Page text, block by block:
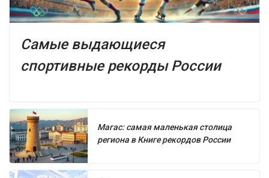
Самые выдающиеся
спортивные рекорды России
Магас: самая маленькая столица
региона в Книге рекордов России